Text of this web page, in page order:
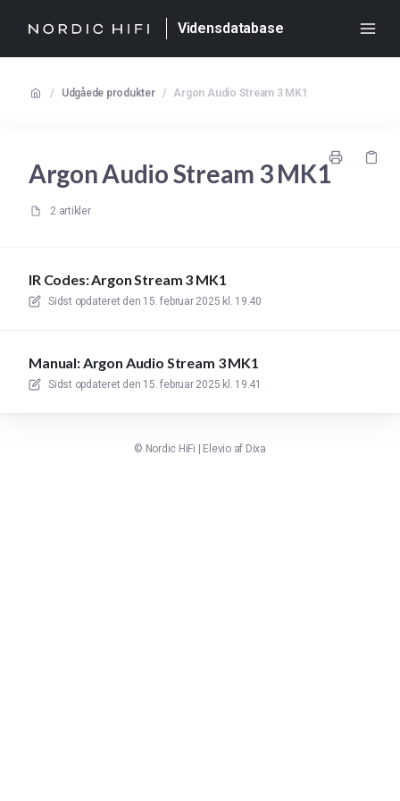
Vidensdatabase
/ Udgåede produkter / Argon Audio Stream 3 MK1
Argon Audio Stream 3 MK1
2 artikler
IR Codes: Argon Stream 3 MK1
Sidst opdateret den 15. februar 2025 kl. 19.40
Manual: Argon Audio Stream 3 MK1
Sidst opdateret den 15. februar 2025 kl. 19.41
© Nordic HiFi Elevio af Dixa